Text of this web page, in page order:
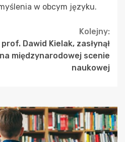
w obcym języku.
Kolejny:
Dawid Kielak, zasłynął
międzynarodowej scenie
naukowej